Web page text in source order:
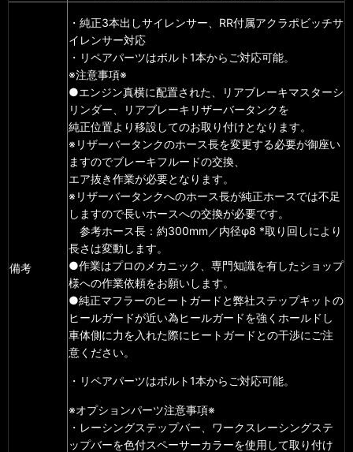
備考
・純正3本出しサイレンサー、RR付属アクラポビッチサ
イレンサー対応
・リペアパーツはボルト1本からご対応可能。
※注意事項※
●エンジン真横に配置された、リアブレーキマスターシ
リンダー、リアブレーキリザーバータンクを
純正位置より移設してのお取り付けとなります。
※リザーバータンクのホース長を変更する必要が御座い
ますのでブレーキフルードの交換、
エア抜き作業が必要となります。
※リザーバータンクへのホース長が純正ホースでは不足
しますので長いホースへの交換が必要です。
参考ホース長：約300mm／内径φ8 *取り回しにより
長さは変動します。
●作業はプロのメカニック、専門知識を有したショップ
様への作業依頼をお願いします。
●純正マフラーのヒートガードと弊社ステップキットの
ヒールガードが近い為ヒールガードを強くホールドし
車体側に力を入れた際にヒートガードとの干渉にご注
意ください。
・リペアパーツはボルト1本からご対応可能。
※オプションパーツ注意事項※
・レーシングステップバー、ワークスレーシングステ
ップバーを色付スペーサーカラーを使用して取り付け